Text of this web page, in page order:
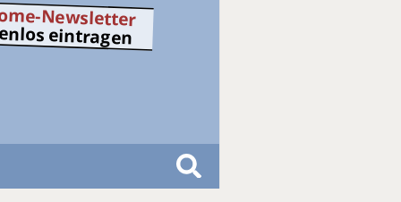
Newsletter
eintragen
S